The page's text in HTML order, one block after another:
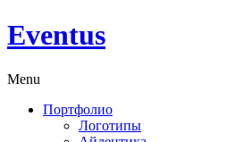
Eventus
Menu
Портфолио
Логотипы